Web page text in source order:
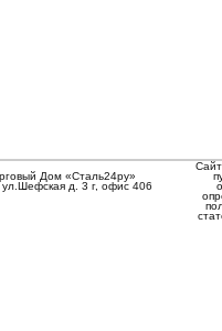
Дом «Сталь24ру»
ул.Шефская д. 3 г, офис 406